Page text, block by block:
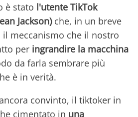
è stato l'utente TikTok
Jackson)che, in un breve
il meccanismo che il nostro
per ingrandire la macchina
da farla sembrare più
è in verità.
convinto, il tiktoker in
cimentato in una